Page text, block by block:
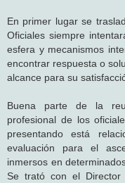
En primer lugar se
Oficiales siempre
esfera y mecanismos
encontrar respuesta o
alcance para su
Buena parte de la
profesional de los
presentando está
evaluación para el
inmersos en
Se trató con el